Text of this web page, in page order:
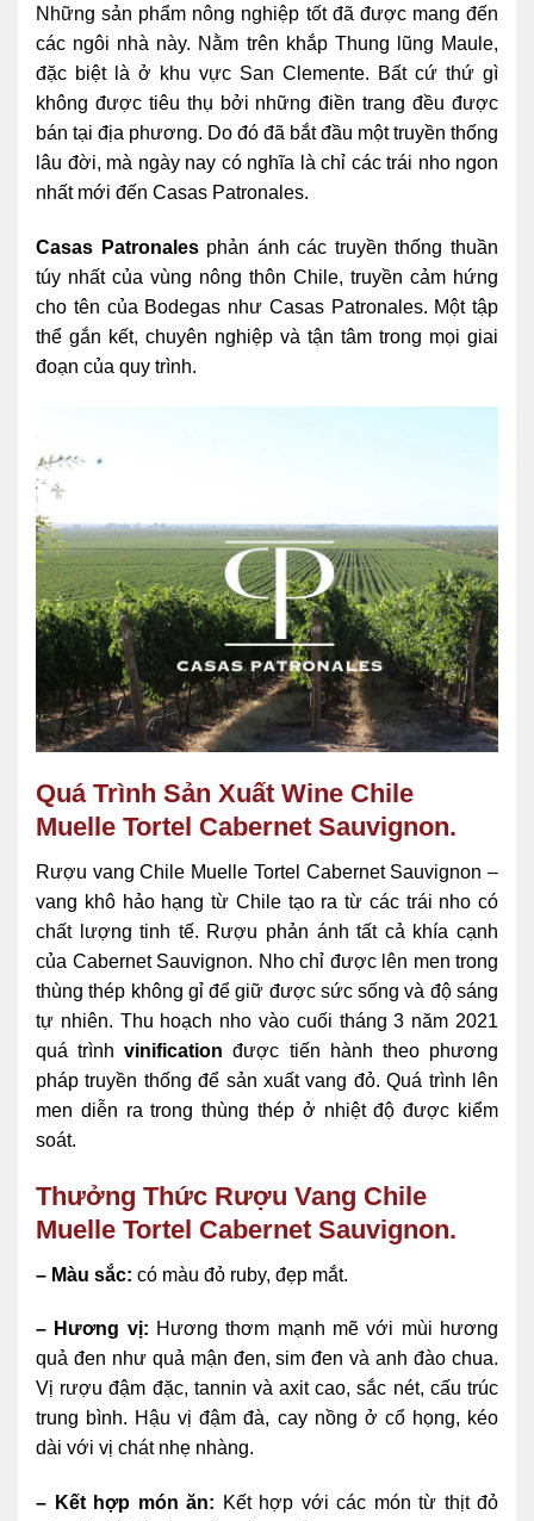
Những sản phẩm nông nghiệp tốt đã được mang đến
các ngôi nhà này. Nằm trên khắp Thung lũng Maule,
đặc biệt là ở khu vực San Clemente. Bất cứ thứ gì
không được tiêu thụ bởi những điền trang đều được
bán tại địa phương. Do đó đã bắt đầu một truyền thống
lâu đời, mà ngày nay có nghĩa là chỉ các trái nho ngon
nhất mới đến Casas Patronales.
Casas Patronalesphản ánh các truyền thống thuần
túy nhất của vùng nông thôn Chile, truyền cảm hứng
cho tên của Bodegas như Casas Patronales. Một tập
thể gắn kết, chuyên nghiệp và tận tâm trong mọi giai
đoạn của quy trình.
Quá Trình Sản Xuất Wine Chile
Muelle Tortel Cabernet Sauvignon.
Rượu vang Chile Muelle Tortel Cabernet Sauvignon –
vang khô hảo hạng từ Chile tạo ra từ các trái nho có
chất lượng tinh tế. Rượu phản ánh tất cả khía cạnh
của Cabernet Sauvignon. Nho chỉ được lên men trong
thùng thép không gỉ để giữ được sức sống và độ sáng
tự nhiên. Thu hoạch nho vào cuối tháng 3 năm 2021
quá trìnhvinification được tiến hành theo phương
pháp truyền thống để sản xuất vang đỏ. Quá trình lên
men diễn ra trong thùng thép ở nhiệt độ được kiểm
soát.
Thưởng Thức Rượu Vang Chile
Muelle Tortel Cabernet Sauvignon.
– Màu sắc: có màu đỏ ruby, đẹp mắt.
– Hương vị: Hương thơm mạnh mẽ với mùi hương
quả đen như quả mận đen, sim đen và anh đào chua.
Vị rượu đậm đặc, tannin và axit cao, sắc nét, cấu trúc
trung bình. Hậu vị đậm đà, cay nồng ở cổ họng, kéo
dài với vị chát nhẹ nhàng.
– Kết hợp món ăn: Kết hợp với các món từ thịt đỏ